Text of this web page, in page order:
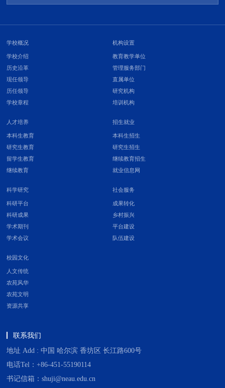
学校概况
学校介绍
历史沿革
现任领导
历任领导
学校章程
机构设置
教育教学单位
管理服务部门
直属单位
研究机构
培训机构
人才培养
本科生教育
研究生教育
留学生教育
继续教育
招生就业
本科生招生
研究生招生
继续教育招生
就业信息网
科学研究
科研平台
科研成果
学术期刊
学术会议
社会服务
成果转化
乡村振兴
平台建设
队伍建设
校园文化
人文传统
农苑风华
农苑文明
资源共享
联系我们
地址 Add : 中国 哈尔滨 香坊区 长江路600号
电话Tel：+86-451-55190114
书记信箱：shuji@neau.edu.cn